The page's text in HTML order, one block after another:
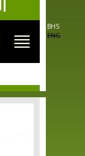
BHS
ENG